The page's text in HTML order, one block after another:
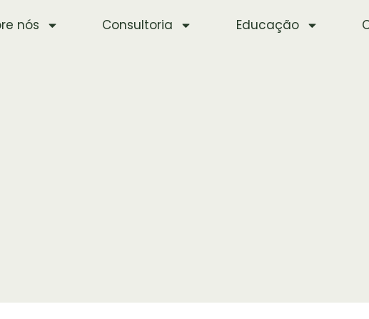
nós Consultoria Educação